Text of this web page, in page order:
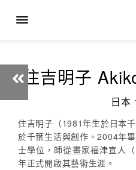
住吉明子
日本
住吉明子（1981年生於日本
於千葉生活與創作。2004年
士學位，師從畫家福津宣人
年正式開啟其藝術生涯。